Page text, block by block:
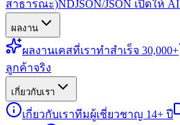
สาธารณะ)NDJSON/JSON เปิดให้
ผลงาน
ผลงานเคสที่เราทำสำเร็จ 30,000+
ลูกค้าจริง
เกี่ยวกับเรา
เกี่ยวกับเราทีมผู้เชี่ยวชาญ 14+ ปี